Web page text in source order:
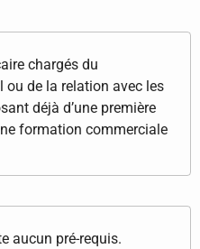
chargés du
de la relation avec les
déjà d’une première
formation commerciale
aucun pré-requis.